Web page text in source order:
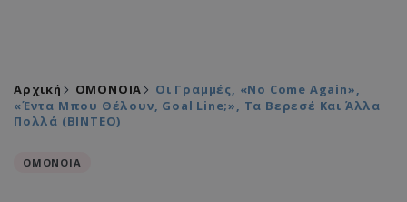
Αρχική ΟΜΟΝΟΙΑ
Οι Γραμμές, «no Come Again»,
«Έντα Μπου Θέλουν, Goal Line;», Τα Βερεσέ Και Άλλα
Πολλά (ΒΙΝΤΕΟ)
ΟΜΟΝΟΙΑ